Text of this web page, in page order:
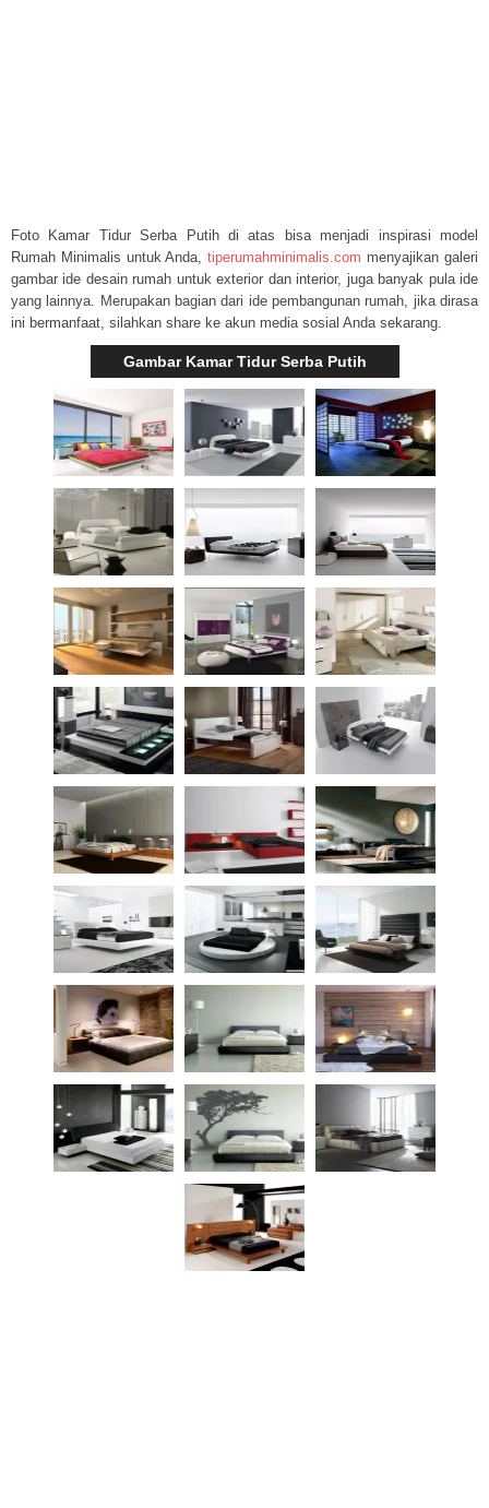
Foto Kamar Tidur Serba Putih di atas bisa menjadi inspirasi model
Rumah Minimalis untuk Anda,tiperumahminimalis.com menyajikan galeri
gambar ide desain rumah untuk exterior dan interior, juga banyak pula ide
yang lainnya. Merupakan bagian dari ide pembangunan rumah, jika dirasa
ini bermanfaat, silahkan share ke akun media sosial Anda sekarang.
Gambar Kamar Tidur Serba Putih